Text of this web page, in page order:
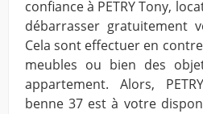
confiance à PETRY Tony,
débarrasser gratuitement
Cela sont effectuer en
meubles ou bien des
appartement. Alors,
benne 37 est à votre